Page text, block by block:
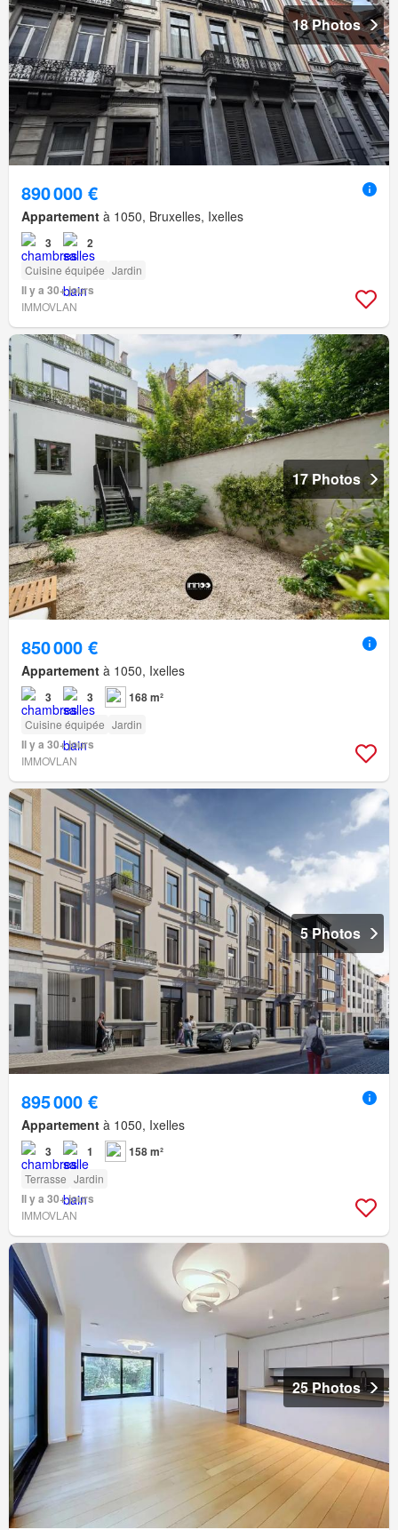
18 Photos
890 000 €
Appartement à 1050, Bruxelles, Ixelles
3 2
Cuisine équipée Jardin
Il y a 30+ jours
IMMOVLAN
17 Photos
850 000 €
Appartement à 1050, Ixelles
3 3 168 m²
Cuisine équipée Jardin
Il y a 30+ jours
IMMOVLAN
5 Photos
895 000 €
Appartement à 1050, Ixelles
3 1 158 m²
Terrasse Jardin
Il y a 30+ jours
IMMOVLAN
25 Photos